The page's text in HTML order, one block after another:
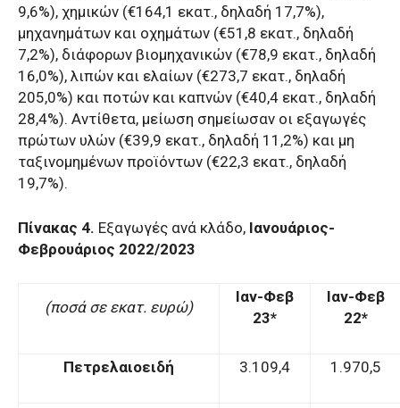
9,6%), χημικών (€164,1 εκατ., δηλαδή 17,7%),
μηχανημάτων και οχημάτων (€51,8 εκατ., δηλαδή
7,2%), διάφορων βιομηχανικών (€78,9 εκατ., δηλαδή
16,0%), λιπών και ελαίων (€273,7 εκατ., δηλαδή
205,0%) και ποτών και καπνών (€40,4 εκατ., δηλαδή
28,4%). Αντίθετα, μείωση σημείωσαν οι εξαγωγές
πρώτων υλών (€39,9 εκατ., δηλαδή 11,2%) και μη
ταξινομημένων προϊόντων (€22,3 εκατ., δηλαδή
19,7%).
Πίνακας 4. Εξαγωγές ανά κλάδο, Ιανουάριος-
Φεβρουάριος 2022/2023
(ποσά σε εκατ. ευρώ)
Ιαν-Φεβ
23*
Ιαν-Φεβ
22*
Πετρελαιοειδή 3.109,4 1.970,5